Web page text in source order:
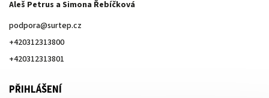
Aleš Petrus a Simona Řebíčková
podpora@surtep.cz
+420312313800
+420312313801
PŘIHLÁŠENÍ